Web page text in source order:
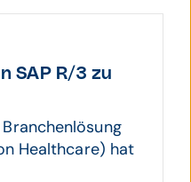
SAP R/3 zu
Healthcare) hat